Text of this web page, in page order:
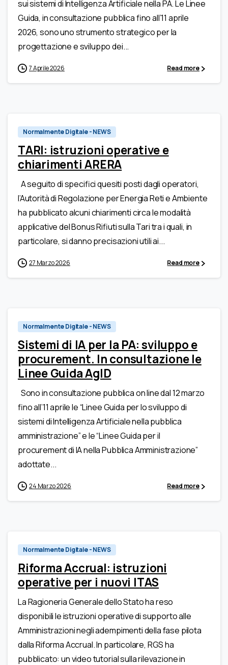
sui sistemi di Intelligenza Artificiale nella PA. Le Linee
Guida, in consultazione pubblica fino all’11 aprile
2026, sono uno strumento strategico per la
progettazione e sviluppo dei...
7 Aprile 2026 Read more
Normalmente Digitale - NEWS
TARl: istruzioni operative e
chiarimenti ARERA
A seguito di specifici quesiti posti dagli operatori,
l’Autorità di Regolazione per Energia Reti e Ambiente
ha pubblicato alcuni chiarimenti circa le modalità
applicative del Bonus Rifiuti sulla Tari tra i quali, in
particolare, si danno precisazioni utili ai...
27 Marzo 2026 Read more
Normalmente Digitale - NEWS
Sistemi di IA per la PA: sviluppo e
procurement. In consultazione le
Linee Guida AgID
Sono in consultazione pubblica on line dal 12 marzo
fino all’11 aprile le “Linee Guida per lo sviluppo di
sistemi di Intelligenza Artificiale nella pubblica
amministrazione” e le “Linee Guida per il
procurement di IA nella Pubblica Amministrazione”
adottate...
24 Marzo 2026 Read more
Normalmente Digitale - NEWS
Riforma Accrual: istruzioni
operative per i nuovi ITAS
La Ragioneria Generale dello Stato ha reso
disponibili le istruzioni operative di supporto alle
Amministrazioni negli adempimenti della fase pilota
dalla Riforma Accrual. In particolare, RGS ha
pubblicato: un video tutorial sulla rilevazione in